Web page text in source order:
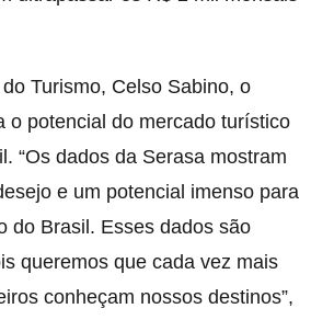
Turismo, Celso Sabino, o
o potencial do mercado turístico
“Os dados da Serasa mostram
e um potencial imenso para
do Brasil. Esses dados são
queremos que cada vez mais
conheçam nossos destinos”,